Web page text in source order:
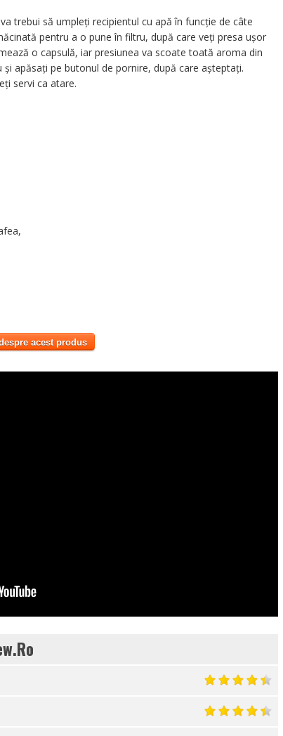
trebui să umpleți recipientul cu apă în funcție de câte
pentru a o pune în filtru, după care veți presa ușor
o capsulă, iar presiunea va scoate toată aroma din
apăsați pe butonul de pornire, după care așteptați.
servi ca atare.
acest produs